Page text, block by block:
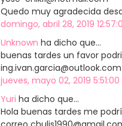
Quedo muy agradecida
domingo, abril 28, 2019
Unknown ha dicho que…
buenas tardes un favor
ing.ivan.garcia@outlook.com
jueves, mayo 02, 2019 5:51:00
Yuri ha dicho que…
Hola buenas tardes me